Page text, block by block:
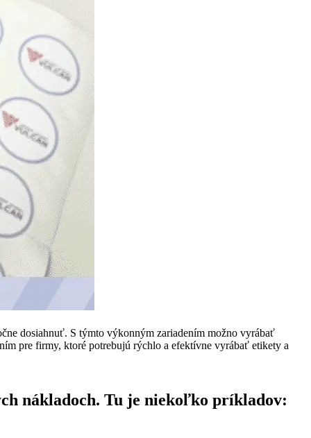
dosiahnuť. S týmto výkonným zariadením možno vyrábať
pre firmy, ktoré potrebujú rýchlo a efektívne vyrábať etikety a
nákladoch. Tu je niekoľko príkladov: